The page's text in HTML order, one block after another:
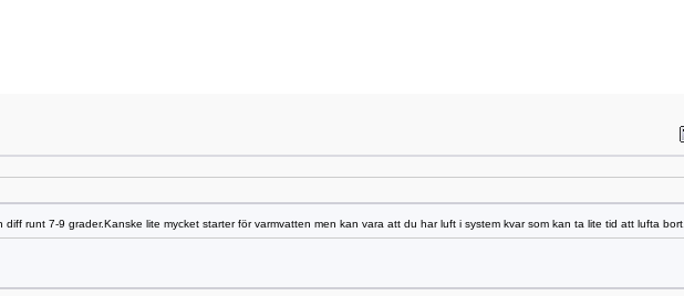
runt 7-9 grader.Kanske lite mycket starter för varmvatten men kan vara att du har luft i system kvar som kan ta lite tid att lufta bort.